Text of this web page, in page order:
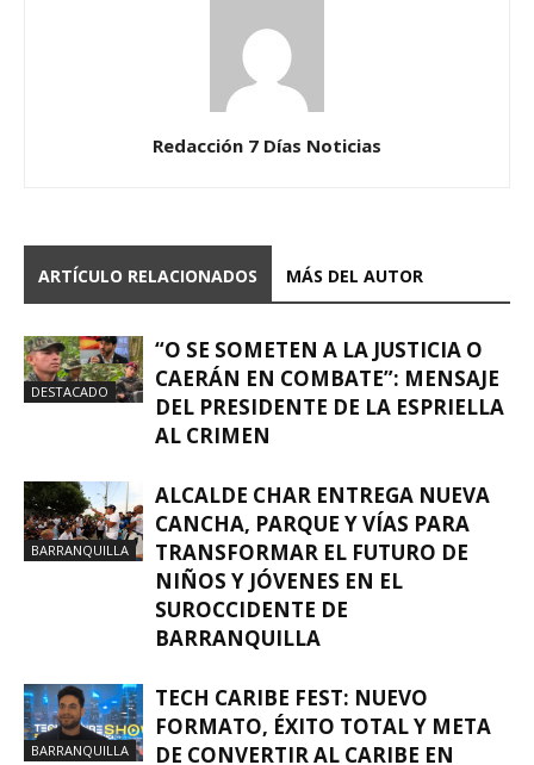
Redacción 7 Días Noticias
ARTÍCULO RELACIONADOS MÁS DEL AUTOR
DESTACADO
“O SE SOMETEN A LA JUSTICIA O
CAERÁN EN COMBATE”: MENSAJE
DEL PRESIDENTE DE LA ESPRIELLA
AL CRIMEN
BARRANQUILLA
ALCALDE CHAR ENTREGA NUEVA
CANCHA, PARQUE Y VÍAS PARA
TRANSFORMAR EL FUTURO DE
NIÑOS Y JÓVENES EN EL
SUROCCIDENTE DE
BARRANQUILLA
BARRANQUILLA
TECH CARIBE FEST: NUEVO
FORMATO, ÉXITO TOTAL Y META
DE CONVERTIR AL CARIBE EN